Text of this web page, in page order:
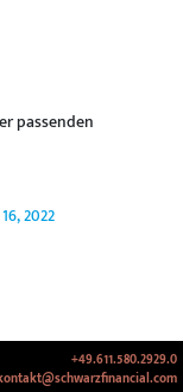
passenden
2022
+49.611.580.2929.0